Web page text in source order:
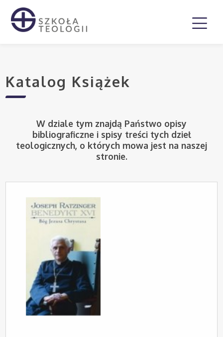
Katalog Książek
W dziale tym znajdą Państwo opisy
bibliograficzne i spisy treści tych dzieł
teologicznych, o których mowa jest na naszej
stronie.